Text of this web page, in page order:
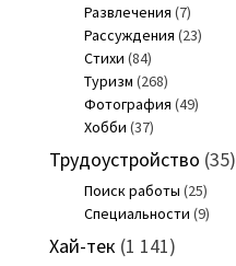
Развлечения (7)
Рассуждения (23)
Стихи (84)
Туризм (268)
Фотография (49)
Хобби (37)
Трудоустройство (35)
Поиск работы (25)
Специальности (9)
Хай-тек (1 141)